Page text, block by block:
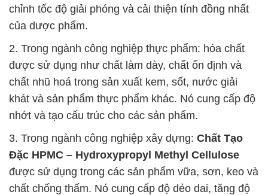
chỉnh tốc độ giải phóng và cải thiện tính đồng nhất
của dược phẩm.
2. Trong ngành công nghiệp thực phẩm: hóa chất
được sử dụng như chất làm dày, chất ổn định và
chất nhũ hoá trong sản xuất kem, sốt, nước giải
khát và sản phẩm thực phẩm khác. Nó cung cấp độ
nhớt và tạo cấu trúc cho các sản phẩm.
3. Trong ngành công nghiệp xây dựng: Chất Tạo
Đặc HPMC – Hydroxypropyl Methyl Cellulose
được sử dụng trong các sản phẩm vữa, sơn, keo và
chất chống thấm. Nó cung cấp độ dẻo dai, tăng độ